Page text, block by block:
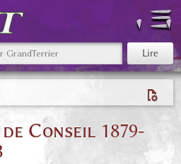
Conseil 1879-